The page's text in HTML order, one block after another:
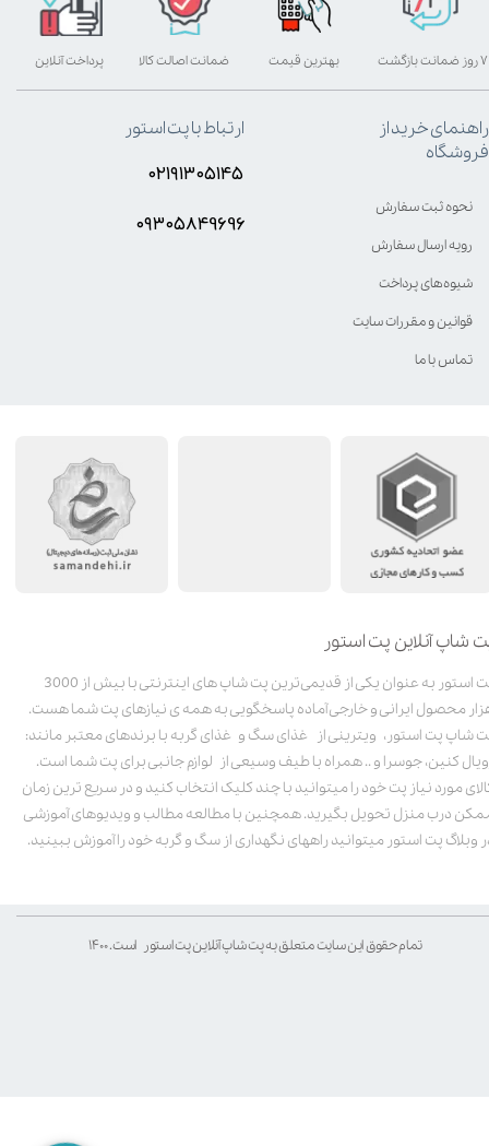
شاپ آنلاین پت استور
پت استور به عنوان یکی از قدیمی‌ترین پت شاپ های اینترنتی با بیش از 3000
محصول ایرانی و خارجی آماده پاسخگویی به همه ی نیازهای پت شما هست.
شاپ پت استور، ویترینی از غذای سگ و غذای گربه با برندهای معتبر مانند:
کنین، جوسرا و .. همراه با طیف وسیعی از لوازم جانبی برای پت شما است.
مورد نیاز پت خود را میتوانید با چند کلیک انتخاب کنید و در سریع ترین زمان
درب منزل تحویل بگیرید. همچنین با مطالعه مطالب و ویدیوهای آموزشی
وبلاگ پت استور میتوانید راههای نگهداری از سگ و گربه خود را آموزش ببینید.
تمام حقوق این سایت متعلق به پت شاپ آنلاین پت استور است. ۱۴۰۰
بهترین قیمت پرداخت آنلاین ۷ روز ضمانت بازگشت ضمانت اصالت کالا
راهنمای خرید از
فروشگاه
نحوه ثبت سفارش
رویه ارسال سفارش
شیوه‌های پرداخت
قوانین و مقررات سایت
تماس با ما
ارتباط با پت استور
۰۲۱۹۱۳۰۵۱۴۵
۰۹۳۰۵8۴9696